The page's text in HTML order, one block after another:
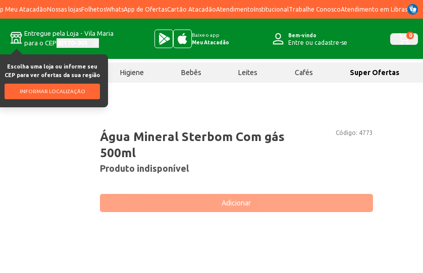
Meu AtacadãoNossas lojasFolhetosWhatsApp de OfertasCartão AtacadãoAtendimentoInstitucional Trabalhe ConoscoAtendimento em Libras
Entregue pela Loja - Vila Maria
para o CEP
Escolha uma loja ou informe seu
CEP para ver ofertas da sua região
INFORMAR LOCALIZAÇÃO
Baixe o app
Meu Atacadão
Bem-vindo
Entre ou cadastre-se
0
Chocolates Higiene Bebês Leites Cafés Super Ofertas
Código: 4773
Água Mineral Sterbom Com gás
500ml
Produto indisponível
Adicionar